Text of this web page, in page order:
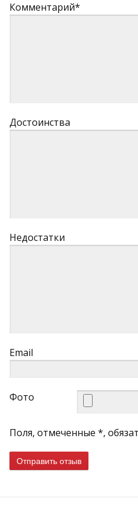
Комментарий*
Достоинства
Недостатки
Email
Фото
Поля, отмеченные *,
Отправить отзыв